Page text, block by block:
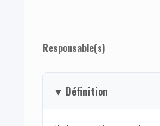
Responsable(s)
Définition